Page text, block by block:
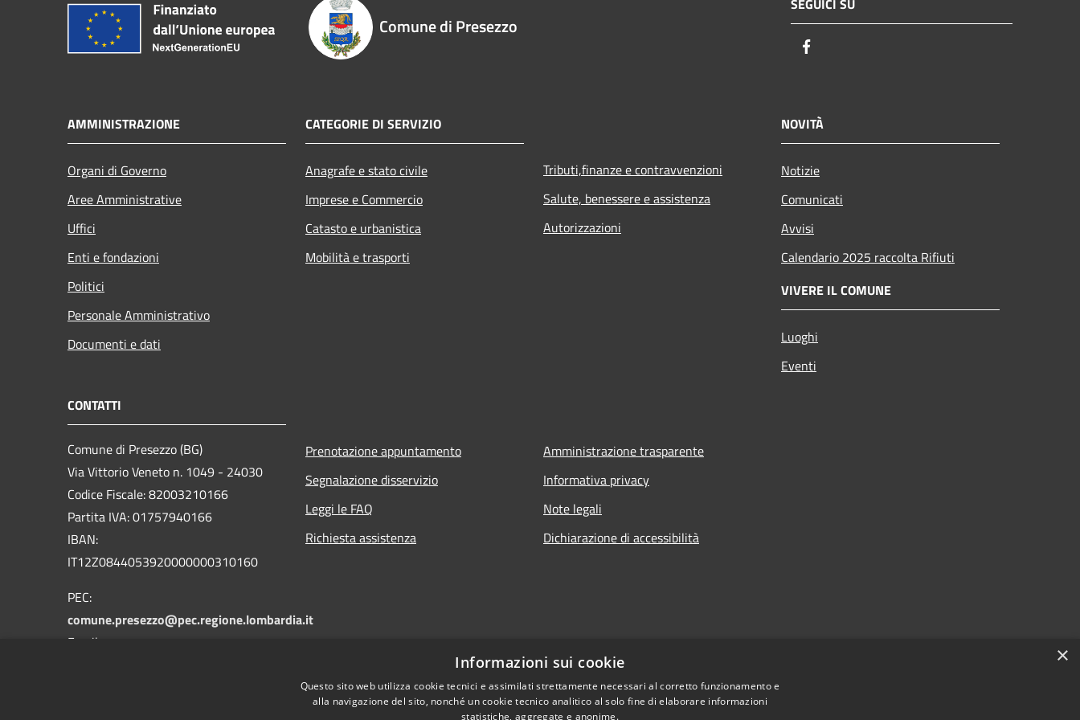
Comune di Presezzo
SEGUICI SU
AMMINISTRAZIONE
Organi di Governo
Aree Amministrative
Uffici
Enti e fondazioni
Politici
Personale Amministrativo
Documenti e dati
CATEGORIE DI SERVIZIO
Anagrafe e stato civile
Imprese e Commercio
Catasto e urbanistica
Mobilità e trasporti
Tributi,finanze e contravvenzioni
Salute, benessere e assistenza
Autorizzazioni
NOVITÀ
Notizie
Comunicati
Avvisi
Calendario 2025 raccolta Rifiuti
VIVERE IL COMUNE
Luoghi
Eventi
CONTATTI
Comune di Presezzo (BG)
Via Vittorio Veneto n. 1049 - 24030
Codice Fiscale: 82003210166
Partita IVA: 01757940166
IBAN:
IT12Z0844053920000000310160
PEC:
comune.presezzo@pec.regione.lombardia.it
Email:
Prenotazione appuntamento
Segnalazione disservizio
Leggi le FAQ
Richiesta assistenza
Amministrazione trasparente
Informativa privacy
Note legali
Dichiarazione di accessibilità
×
Informazioni sui cookie
Questo sito web utilizza cookie tecnici e assimilati strettamente necessari al corretto funzionamento e
alla navigazione del sito, nonché un cookie tecnico analitico al solo fine di elaborare informazioni
statistiche, aggregate e anonime.